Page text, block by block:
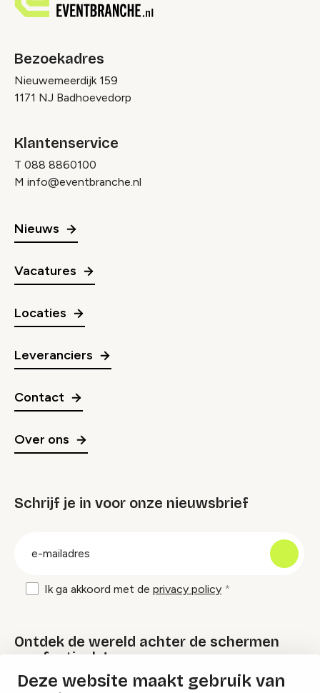
Deze website maakt gebruik van
Bezoekadres
Nieuwemeerdijk 159
1171 NJ Badhoevedorp
Klantenservice
T 088 8860100
M info@eventbranche.nl
Nieuws
Vacatures
Locaties
Leveranciers
Contact
Over ons
Schrijf je in voor onze nieuwsbrief
Ik ga akkoord met de privacy policy
Ontdek de wereld achter de schermen
van festivals!